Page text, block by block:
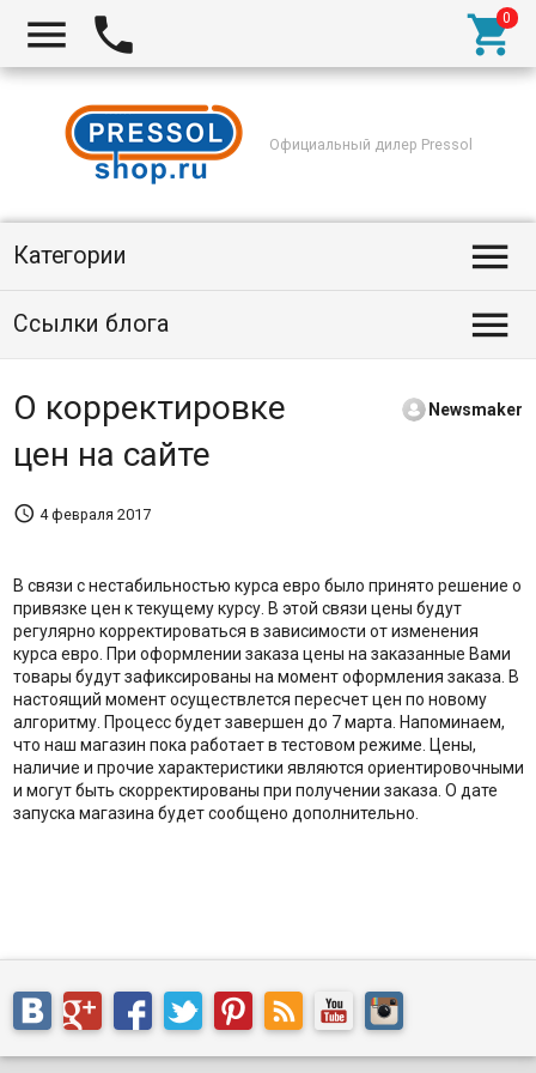
  
Официальный дилер Pressol
Категории 
Ссылки блога 
О корректировке
цен на сайте
Newsmaker
 4 февраля 2017
В связи с нестабильностью курса евро было принято решение о
привязке цен к текущему курсу. В этой связи цены будут
регулярно корректироваться в зависимости от изменения
курса евро. При оформлении заказа цены на заказанные Вами
товары будут зафиксированы на момент оформления заказа. В
настоящий момент осуществлется пересчет цен по новому
алгоритму. Процесс будет завершен до 7 марта. Напоминаем,
что наш магазин пока работает в тестовом режиме. Цены,
наличие и прочие характеристики являются ориентировочными
и могут быть скорректированы при получении заказа. О дате
запуска магазина будет сообщено дополнительно.